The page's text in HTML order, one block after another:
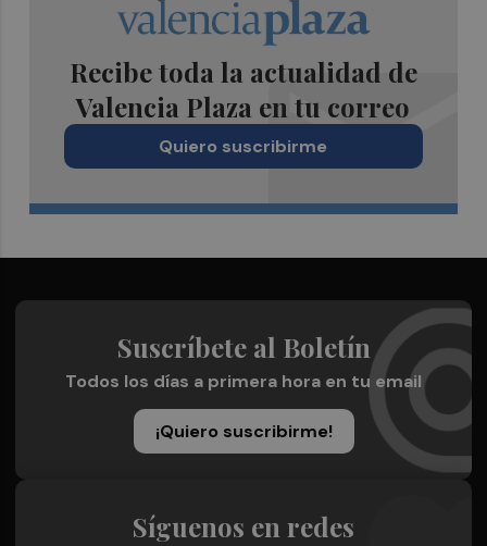
Recibe toda la actualidad de
Valencia Plaza en tu correo
Quiero suscribirme
Suscríbete al Boletín
Todos los días a primera hora en tu email
¡Quiero suscribirme!
Síguenos en redes